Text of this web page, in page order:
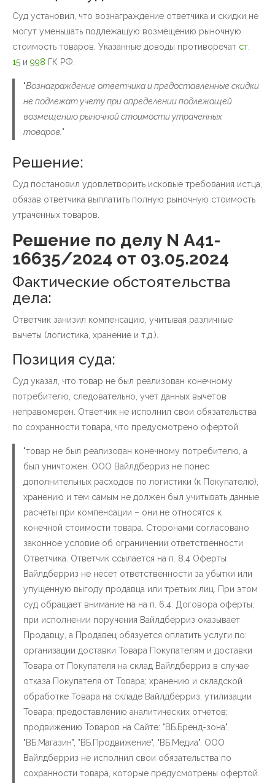
Суд установил, что вознаграждение ответчика и скидки не
могут уменьшать подлежащую возмещению рыночную
стоимость товаров. Указанные доводы противоречат ст.
15 и 998 ГК РФ.
"Вознаграждение ответчика и предоставленные скидки
не подлежат учету при определении подлежащей
возмещению рыночной стоимости утраченных
товаров. "
Решение:
Суд постановил удовлетворить исковые требования истца,
обязав ответчика выплатить полную рыночную стоимость
утраченных товаров.
Решение по делу N А41-
16635/2024 от 03.05.2024
Фактические обстоятельства
дела:
Ответчик занизил компенсацию, учитывая различные
вычеты (логистика, хранение и т.д.).
Позиция суда:
Суд указал, что товар не был реализован конечному
потребителю, следовательно, учет данных вычетов
неправомерен. Ответчик не исполнил свои обязательства
по сохранности товара, что предусмотрено офертой.
"товар не был реализован конечному потребителю, а
был уничтожен. ООО Вайлдберриз не понес
дополнительных расходов по логистики (к Покупателю),
хранению и тем самым не должен был учитывать данные
расчеты при компенсации – они не относятся к
конечной стоимости товара. Сторонами согласовано
законное условие об ограничении ответственности
Ответчика. Ответчик ссылается на п. 8.4 Оферты
Вайлдберриз не несет ответственности за убытки или
упущенную выгоду продавца или третьих лиц. При этом
суд обращает внимание на на п. 6.4. Договора оферты,
при исполнении поручения Вайлдберриз оказывает
Продавцу, а Продавец обязуется оплатить услуги по:
организации доставки Товара Покупателям и доставки
Товара от Покупателя на склад Вайлдберриз в случае
отказа Покупателя от Товара; хранению и складской
обработке Товара на складе Вайлдберриз; утилизации
Товара; предоставлению аналитических отчетов;
продвижению Товаров на Сайте: "ВБ.Бренд-зона",
"ВБ.Магазин", "ВБ.Продвижение", "ВБ.Медиа". ООО
Вайлдберриз не исполнил свои обязательства по
сохранности товара, которые предусмотрены офертой.